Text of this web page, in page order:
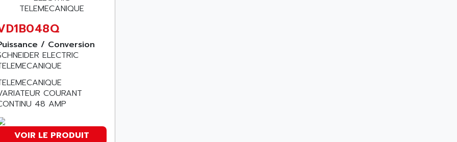
/ Conversion
ELECTRIC
COURANT
48 AMP
VOIR LE PRODUIT